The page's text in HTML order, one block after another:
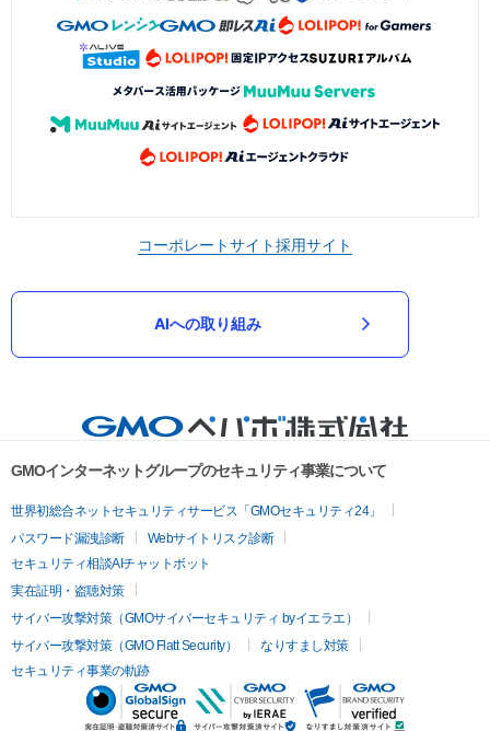
コーポレートサイト採用サイト
AIへの取り組み
GMOインターネットグループのセキュリティ事業について
世界初総合ネットセキュリティサービス「GMOセキュリティ24」
パスワード漏洩診断
Webサイトリスク診断
セキュリティ相談AIチャットボット
実在証明・盗聴対策
サイバー攻撃対策（GMOサイバーセキュリティ byイエラエ）
サイバー攻撃対策（GMO Flatt Security）
なりすまし対策
セキュリティ事業の軌跡